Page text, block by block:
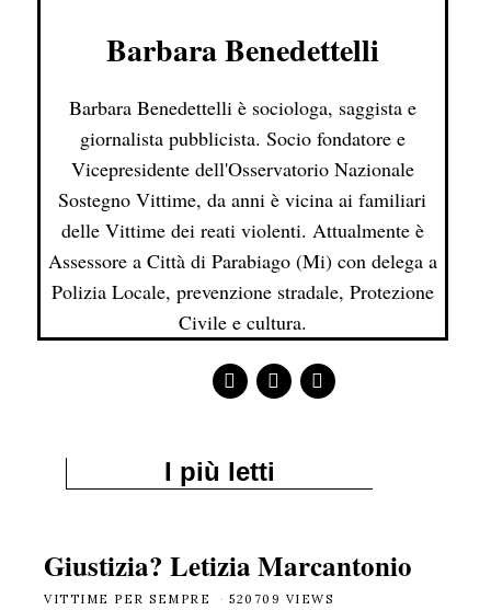
Barbara Benedettelli
Barbara Benedettelli è sociologa, saggista e
giornalista pubblicista. Socio fondatore e
Vicepresidente dell'Osservatorio Nazionale
Sostegno Vittime, da anni è vicina ai familiari
delle Vittime dei reati violenti. Attualmente è
Assessore a Città di Parabiago (Mi) con delega a
Polizia Locale, prevenzione stradale, Protezione
Civile e cultura.
I più letti
Giustizia? Letizia Marcantonio
VITTIME PER SEMPRE 520709 VIEWS